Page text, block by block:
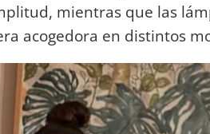
mientras que las
acogedora en distintos